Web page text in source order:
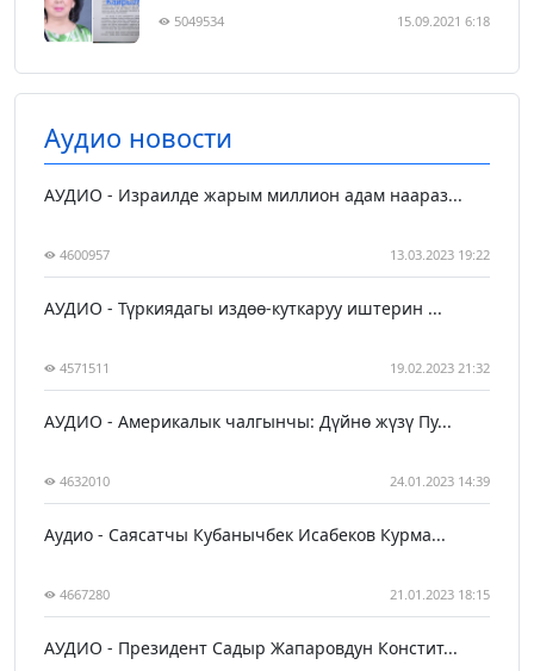
5049534 15.09.2021 6:18
Аудио новости
АУДИО - Израилде жарым миллион адам наараз...
4600957 13.03.2023 19:22
АУДИО - Түркиядагы издөө-куткаруу иштерин ...
4571511 19.02.2023 21:32
АУДИО - Америкалык чалгынчы: Дүйнө жүзү Пу...
4632010 24.01.2023 14:39
Аудио - Саясатчы Кубанычбек Исабеков Курма...
4667280 21.01.2023 18:15
АУДИО - Президент Садыр Жапаровдун Констит...